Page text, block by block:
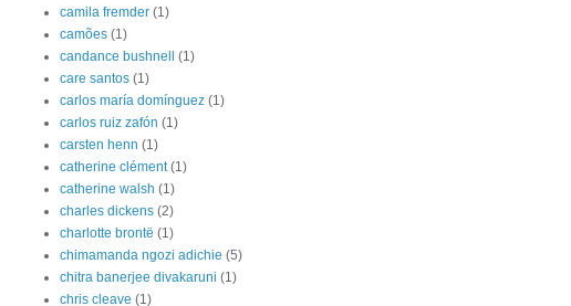
camila fremder (1)
camões (1)
candance bushnell
(1)
care santos (1)
carlos maría domínguez (1)
carlos ruiz zafón (1)
carsten henn (1)
catherine clément (1)
catherine walsh (1)
charles dickens (2)
charlotte brontë (1)
chimamanda ngozi adichie (5)
chitra banerjee divakaruni (1)
chris cleave (1)